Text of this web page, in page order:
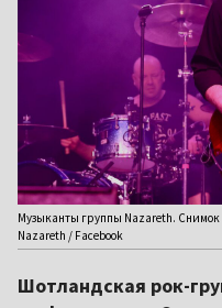
Музыканты группы Nazareth.
Nazareth / Facebook
Шотландская рок-